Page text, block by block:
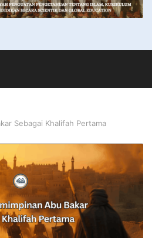
Sebagai Khalifah Pertama